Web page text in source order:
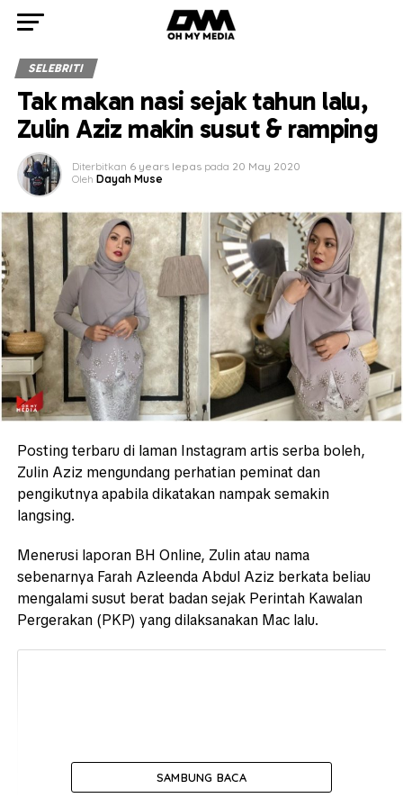
SELEBRITI
Tak makan nasi sejak tahun lalu,
Zulin Aziz makin susut & ramping
Diterbitkan 6 years lepas pada 20 May 2020
Oleh Dayah Muse
Posting terbaru di laman Instagram artis serba boleh,
Zulin Aziz mengundang perhatian peminat dan
pengikutnya apabila dikatakan nampak semakin
langsing.
Menerusi laporan BH Online, Zulin atau nama
sebenarnya Farah Azleenda Abdul Aziz berkata beliau
mengalami susut berat badan sejak Perintah Kawalan
Pergerakan (PKP) yang dilaksanakan Mac lalu.
SAMBUNG BACA